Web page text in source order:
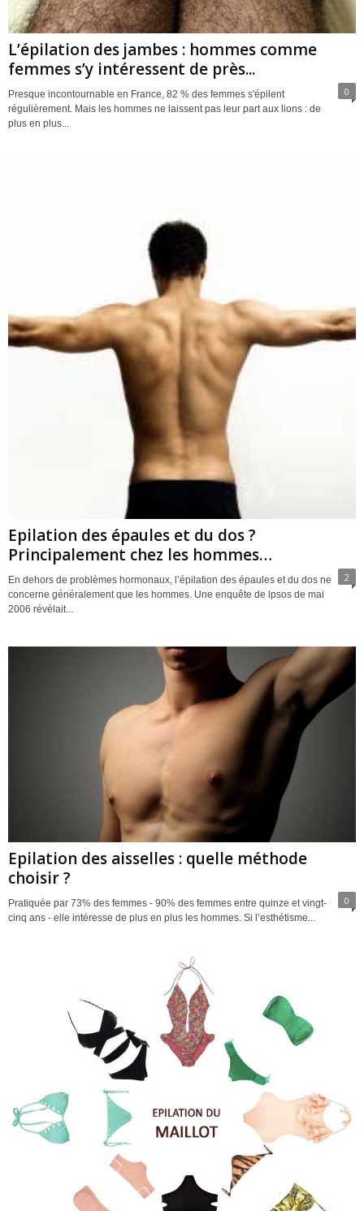
L’épilation des jambes : hommes comme
femmes s’y intéressent de près...
0
Presque incontournable en France, 82 % des femmes s'épilent
régulièrement. Mais les hommes ne laissent pas leur part aux lions : de
plus en plus...
Epilation des épaules et du dos ?
Principalement chez les hommes…
2
En dehors de problèmes hormonaux, l’épilation des épaules et du dos ne
concerne généralement que les hommes. Une enquête de lpsos de mai
2006 révélait...
Epilation des aisselles : quelle méthode
choisir ?
0
Pratiquée par 73% des femmes - 90% des femmes entre quinze et vingt-
cinq ans - elle intéresse de plus en plus les hommes. Si l’esthétisme...